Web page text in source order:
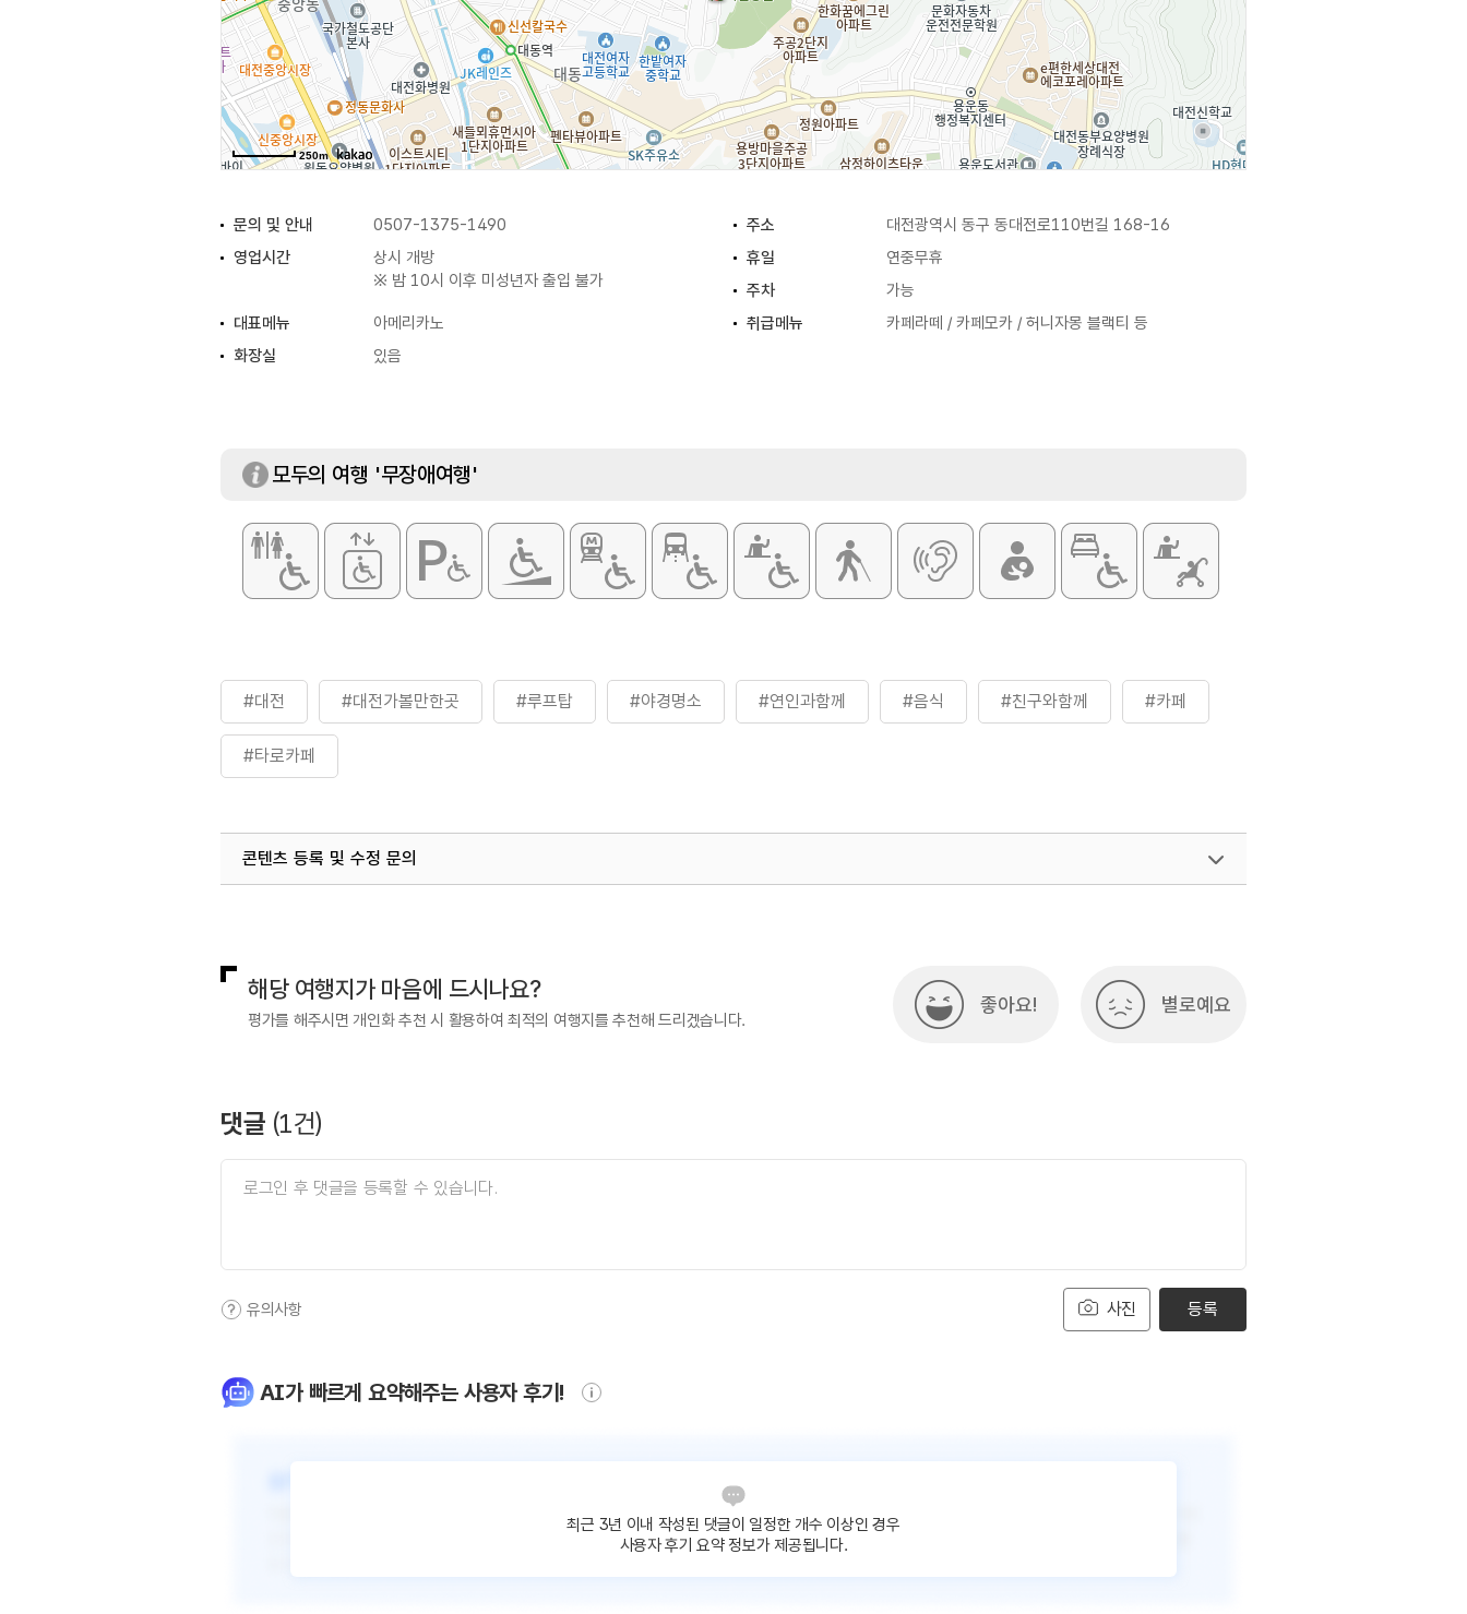
250m
문의 및 안내 0507-1375-1490 주소
대전광역시 동구 동대전로110번길 168-16
영업시간
상시 개방
※ 밤 10시 이후 미성년자 출입 불가
휴일
연중무휴
주차
가능
대표메뉴
아메리카노 취급메뉴
카페라떼 / 카페모카 / 허니자몽 블랙티 등
화장실
있음
모두의 여행 '무장애여행'
#대전 #대전가볼만한곳 #루프탑 #야경명소 #연인과함께 #음식 #친구와함께 #카페
#타로카페
콘텐츠 등록 및 수정 문의
해당 여행지가 마음에 드시나요?
평가를 해주시면 개인화 추천 시 활용하여 최적의 여행지를 추천해 드리겠습니다.
좋아요! 별로예요
댓글 (1건)
사진
유의사항 등록
AI가 빠르게 요약해주는 사용자 후기!
최근 3년 이내 작성된 댓글이 일정한 개수 이상인 경우
사용자 후기 요약 정보가 제공됩니다.